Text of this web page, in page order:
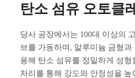
탄소 섬유 오토클
당사 공장에서는 100대 이상의
브를 가동하며, 알루미늄 금형
용해 탄소 섬유를 정밀하게 성
처리를 통해 강도와 안정성을 높